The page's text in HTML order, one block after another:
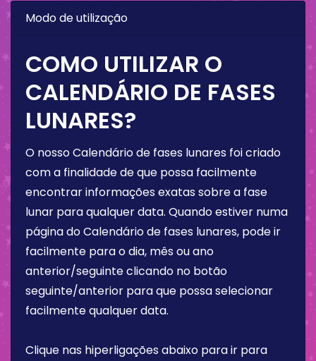
Modo de utilização
COMO UTILIZAR O
CALENDÁRIO DE FASES
LUNARES?
O nosso Calendário de fases lunares foi criado
com a finalidade de que possa facilmente
encontrar informações exatas sobre a fase
lunar para qualquer data. Quando estiver numa
página do Calendário de fases lunares, pode ir
facilmente para o dia, mês ou ano
anterior/seguinte clicando no botão
seguinte/anterior para que possa selecionar
facilmente qualquer data.
Clique nas hiperligações abaixo para ir para